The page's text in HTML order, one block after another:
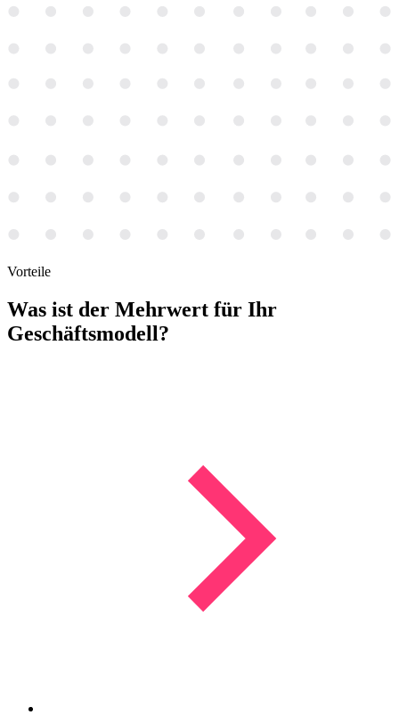
Vorteile
Was ist der Mehrwert für Ihr
Geschäftsmodell?